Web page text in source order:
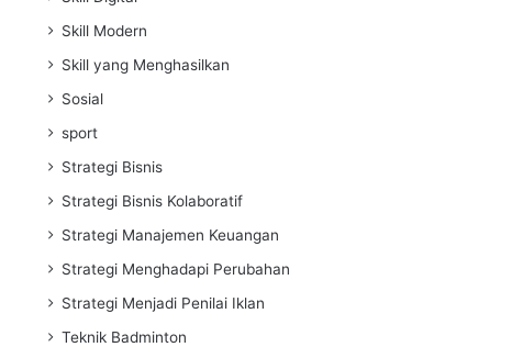
Skill Modern
Skill yang Menghasilkan
Sosial
sport
Strategi Bisnis
Strategi Bisnis Kolaboratif
Strategi Manajemen Keuangan
Strategi Menghadapi Perubahan
Strategi Menjadi Penilai Iklan
Teknik Badminton